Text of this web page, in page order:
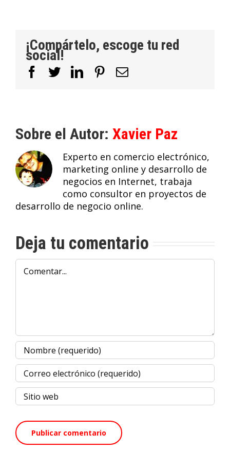
¡Compártelo, escoge tu red
social!
Facebook
TwitterLinkedIn
PinterestCorreo
Sobre el Autor: Xavier Paz
Experto en comercio electrónico,
marketing online y desarrollo de
negocios en Internet, trabaja
como consultor en proyectos de
desarrollo de negocio online.
Deja tu comentario
Comentar